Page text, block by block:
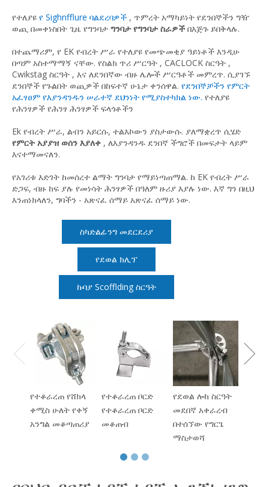
የተለያዩ የ Sighnfflure ባልደረባዎች , ጥምረት አማካይነት የደንበኞችን ግዥ
ወጪ በመቀነስበት ጊዜ የግንባታ ግንባታ የግንባታ ስራዎችበእጅጉ ይበቅላሉ.
በተጨማሪም, የ EK የብረት ሥራ የተለያዩ የመጭመቂያ ዓይነቶች እንዲሁ
በጣም አስተማማኝ ናቸው. የስልክ ጥሪ ሥርዓት , CACLOCK ስርዓት ,
Cwikstag ስርዓት , እና ለደንበኛው ብዙ ሌሎች ሥርዓቶች መምረጥ. ሲያገኙ
ደንበኞች የጉልበት ወጪዎች በከፍተኛ ሁኔታ ቀንሰዋል. የደንበኞቻችን የምርት
አፈፃፀም የእያንዳንዱን ሠራተኛ ደህንነት የሚያስተካክል ነው. የተለያዩ
የሕንፃዎች የሕንፃ ሕንፃዎች ፍላጎቶችን
Ek የብረት ሥራ, ልብን አይርሱ, ተልእኮውን ያስታውሱ. ያለማቋረጥ ሲሄድ
የምርት አያያዝ ወሰን እያለቀ , ለእያንዳንዱ ደንበኛ ችግሮች በመፍታት ላይም
እናተማመናለን.
የአገሪቱ እድገት ከመሰረተ ልማት ግንባታ የማይነጣጠማል. ከ EK የብረት ሥራ
ድጋፍ, ብዙ ከፍ ያሉ የመነሳት ሕንፃዎች በዓለም ዙሪያ እያሉ ነው. እኛ ግን በዚህ
እንጠነክላለን, ግባችን - አጽናፈ ሰማይ አጽናፈ ሰማይ ነው.
ስካድልፊንግ መደርደሪያ
የደወል ክሊፕ
ኩባያ Scofflding ስርዓት
የተቆራረጠ የሸክላ
ቀሚስ ሁለት የቀኝ
አንግል መቆጣጠሪያ
የተቆራረጠ ቦርድ
የተቆራረጠ ቦርድ
መቆጠብ
የደወል ሎክ ስርዓት
መደበኛ አቀራረብ
በተሰኘው የግርጌ
ማስታወሻ
HDG